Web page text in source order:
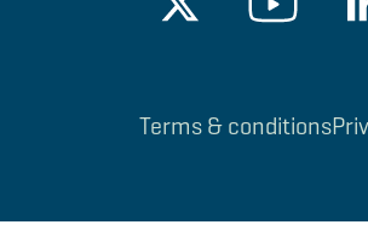
Terms & conditions